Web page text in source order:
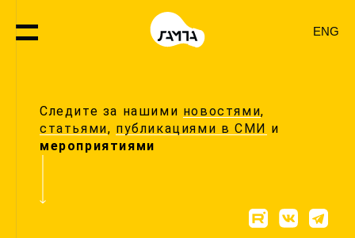
ENG
Следите за нашими новостями,
статьями, публикациями в СМИ и
мероприятиями